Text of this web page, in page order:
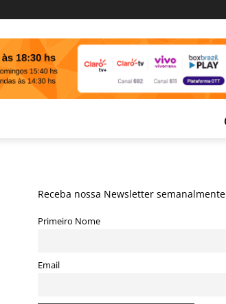
Receba nossa Newsletter semanalmente
Primeiro Nome
Email